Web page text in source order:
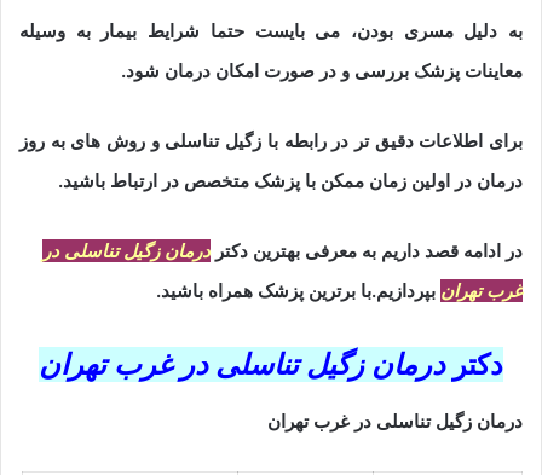
به دلیل مسری بودن، می بایست حتما شرایط بیمار به وسیله
معاینات پزشک بررسی و در صورت امکان درمان شود.
برای اطلاعات دقیق تر در رابطه با زگیل تناسلی و روش های به روز
درمان در اولین زمان ممکن با پزشک متخصص در ارتباط باشید.
در ادامه قصد داریم به معرفی بهترین دکتر درمان زگیل تناسلی در
غرب تهران بپردازیم.با برترین پزشک همراه باشید.
دکتردرمان زگیل تناسلی در غرب تهران
درمان زگیل تناسلی در غرب تهران